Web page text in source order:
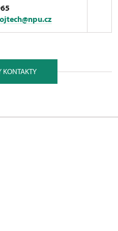
413/95, Ostrava 71500
KONTAKTY